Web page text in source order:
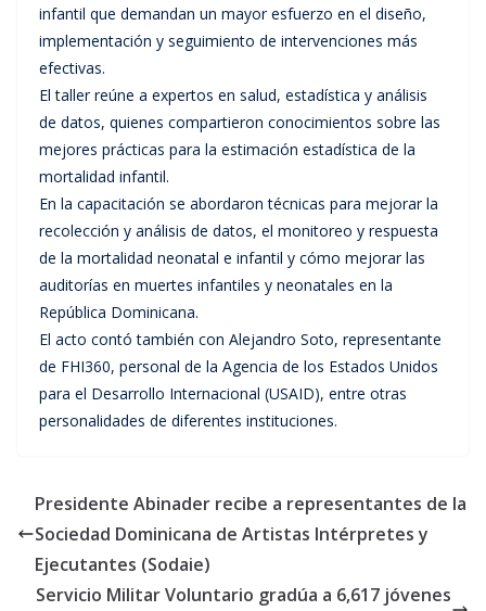
infantil que demandan un mayor esfuerzo en el diseño,
implementación y seguimiento de intervenciones más
efectivas.
El taller reúne a expertos en salud, estadística y análisis
de datos, quienes compartieron conocimientos sobre las
mejores prácticas para la estimación estadística de la
mortalidad infantil.
En la capacitación se abordaron técnicas para mejorar la
recolección y análisis de datos, el monitoreo y respuesta
de la mortalidad neonatal e infantil y cómo mejorar las
auditorías en muertes infantiles y neonatales en la
República Dominicana.
El acto contó también con Alejandro Soto, representante
de FHI360, personal de la Agencia de los Estados Unidos
para el Desarrollo Internacional (USAID), entre otras
personalidades de diferentes instituciones.
Presidente Abinader recibe a representantes de la
Sociedad Dominicana de Artistas Intérpretes y
Ejecutantes (Sodaie)
Servicio Militar Voluntario gradúa a 6,617 jóvenes